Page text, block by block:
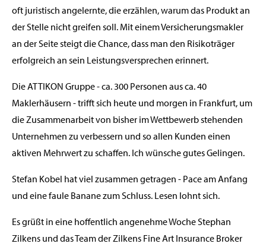
oft juristisch angelernte, die erzählen, warum das Produkt an
der Stelle nicht greifen soll. Mit einem Versicherungsmakler
an der Seite steigt die Chance, dass man den Risikoträger
erfolgreich an sein Leistungsversprechen erinnert.
Die ATTIKON Gruppe - ca. 300 Personen aus ca. 40
Maklerhäusern - trifft sich heute und morgen in Frankfurt, um
die Zusammenarbeit von bisher im Wettbewerb stehenden
Unternehmen zu verbessern und so allen Kunden einen
aktiven Mehrwert zu schaffen. Ich wünsche gutes Gelingen.
Stefan Kobel hat viel zusammen getragen - Pace am Anfang
und eine faule Banane zum Schluss. Lesen lohnt sich.
Es grüßt in eine hoffentlich angenehme Woche Stephan
Zilkens und das Team der Zilkens Fine Art Insurance Broker